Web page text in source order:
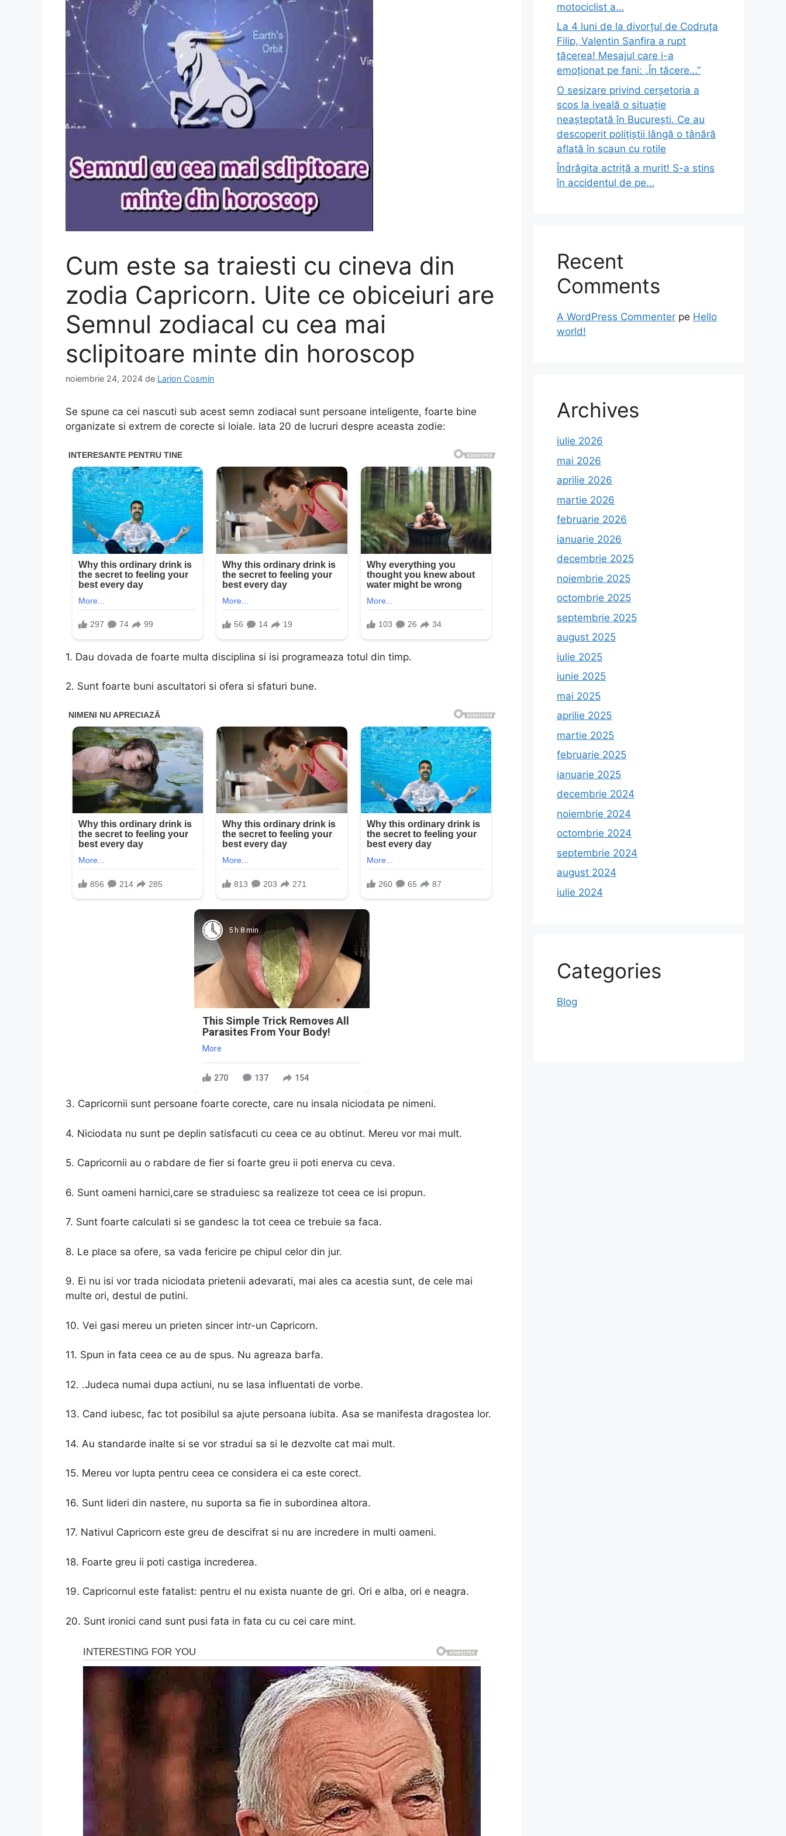
Cum este sa traiesti cu cineva din
zodia Capricorn. Uite ce obiceiuri are
Semnul zodiacal cu cea mai
sclipitoare minte din horoscop
noiembrie 24, 2024 de Larion Cosmin
Se spune ca cei nascuti sub acest semn zodiacal sunt persoane inteligente, foarte bine
organizate si extrem de corecte si loiale. Iata 20 de lucruri despre aceasta zodie:
1. Dau dovada de foarte multa disciplina si isi programeaza totul din timp.
2. Sunt foarte buni ascultatori si ofera si sfaturi bune.
5 h 8 min
This Simple Trick Removes All
Parasites From Your Body!
More
270 137 154
3. Capricornii sunt persoane foarte corecte, care nu insala niciodata pe nimeni.
4. Niciodata nu sunt pe deplin satisfacuti cu ceea ce au obtinut. Mereu vor mai mult.
5. Capricornii au o rabdare de fier si foarte greu ii poti enerva cu ceva.
6. Sunt oameni harnici,care se straduiesc sa realizeze tot ceea ce isi propun.
7. Sunt foarte calculati si se gandesc la tot ceea ce trebuie sa faca.
8. Le place sa ofere, sa vada fericire pe chipul celor din jur.
9. Ei nu isi vor trada niciodata prietenii adevarati, mai ales ca acestia sunt, de cele mai
multe ori, destul de putini.
10. Vei gasi mereu un prieten sincer intr-un Capricorn.
11. Spun in fata ceea ce au de spus. Nu agreaza barfa.
12. .Judeca numai dupa actiuni, nu se lasa influentati de vorbe.
13. Cand iubesc, fac tot posibilul sa ajute persoana iubita. Asa se manifesta dragostea lor.
14. Au standarde inalte si se vor stradui sa si le dezvolte cat mai mult.
15. Mereu vor lupta pentru ceea ce considera ei ca este corect.
16. Sunt lideri din nastere, nu suporta sa fie in subordinea altora.
17. Nativul Capricorn este greu de descifrat si nu are incredere in multi oameni.
18. Foarte greu ii poti castiga increderea.
19. Capricornul este fatalist: pentru el nu exista nuante de gri. Ori e alba, ori e neagra.
20. Sunt ironici cand sunt pusi fata in fata cu cu cei care mint.
motociclist a…
La 4 luni de la divorțul de Codruța
Filip, Valentin Sanfira a rupt
tăcerea! Mesajul care i-a
emoționat pe fani: „În tăcere…”
O sesizare privind cerșetoria a
scos la iveală o situație
neașteptată în București. Ce au
descoperit polițiștii lângă o tânără
aflată în scaun cu rotile
Îndrăgita actriță a murit! S-a stins
în accidentul de pe…
Recent
Comments
A WordPress Commenter pe Hello
world!
Archives
iulie 2026
mai 2026
aprilie 2026
martie 2026
februarie 2026
ianuarie 2026
decembrie 2025
noiembrie 2025
octombrie 2025
septembrie 2025
august 2025
iulie 2025
iunie 2025
mai 2025
aprilie 2025
martie 2025
februarie 2025
ianuarie 2025
decembrie 2024
noiembrie 2024
octombrie 2024
septembrie 2024
august 2024
iulie 2024
Categories
Blog